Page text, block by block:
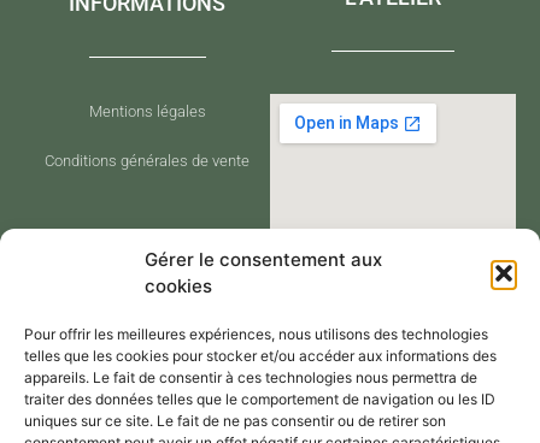
Gérer le consentement aux
cookies
Pour offrir les meilleures expériences, nous utilisons des technologies
telles que les cookies pour stocker et/ou accéder aux informations des
appareils. Le fait de consentir à ces technologies nous permettra de
traiter des données telles que le comportement de navigation ou les ID
uniques sur ce site. Le fait de ne pas consentir ou de retirer son
Mentions légales
Conditions générales de vente
CONTACT